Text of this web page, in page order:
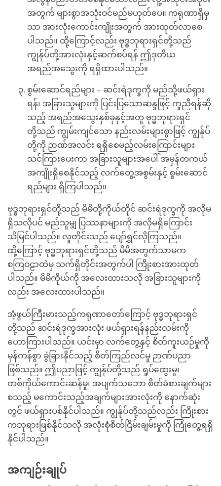
အတွက် များစွာအသုံးဝင်မည်မဟုတ်ပေ။ ကရုဏာရှိမှ
သာ အားလုံးကောင်းကျိုးအတွက် အားထုတ်လာစေ
ပါသည်။ ထို့ကြောင့်လည်း ဗုဒ္ဓဘုရားရှင်တို့သည်
ကျွန်ုပ်တို့အားလုံးနှင့်ဆက်စပ်ရန် ဤဒုတိယ
အရည်အသွေးကို ရရှိထားပါသည်။
စွမ်းဆောင်ရည်များ – ဆင်းရဲဒုက္ခကို မည်သို့ဖယ်ရှား
ရန်၊ အခြားသူများကို ပြင်းပြသောဆန္ဒဖြင့် ကူညီရန်ဆို
သည့် အရည်အသွေးနှစ်ခုနှင့်အတူ ဗုဒ္ဓဘုရားရှင်
တို့သည် ကျွမ်းကျင်သော နည်းလမ်းများစွာဖြင့် ကျွန်ုပ်
တို့ကို ဉာဏ်အလင်း ရရှိစေမည့်လမ်းကြောင်းများ
သင်ကြားပေးကာ အခြားသူများအပေါ် အမှန်တကယ်
အကျိုးရှိစေနိုင်သည့် လက်တွေ့အစွမ်းနှင့် စွမ်းဆောင်
ရည်များ ရှိကြပါသည်။
ဗုဒ္ဓဘုရားရှင်တို့သည် မိမိတို့ကိုယ်တိုင် ဆင်းရဲဒုက္ခကို အလိုမ
ရှိသလိုပင် မည်သူမျှ ပြဿနာများကို အလိုမရှိကြောင်း
သိမြင်ပါသည်။ လူတိုင်းသည် ပျော်ရွှင်လိုကြသည်။
ထို့ကြောင့် ဗုဒ္ဓဘုရားရှင်တို့သည် မိမိအတွက်သာမက
စကြဝဠာထဲမှ သက်ရှိတိုင်းအတွက်ပါ ကြိုးစားအားထုတ်
ပါသည်။ မိမိကိုယ်ကို အလေးထားသလို အခြားသူများကို
လည်း အလေးထားပါသည်။
အံ့ဖွယ်ကြီးမားသည့်ကရုဏာတော်ကြောင့် ဗုဒ္ဓဘုရားရှင်
တို့သည် ဆင်းရဲဒုက္ခအားလုံး ဖယ်ရှားရန်နည်းလမ်းကို
ဟောကြားပါသည်။ ယင်းမှာ လက်တွေ့နှင့် စိတ်ကူးယဉ်မှုကို
မှန်ကန်စွာ ခွဲခြားနိုင်သည့် စိတ်ကြည်လင်မှု ဉာဏ်ပညာ
ဖြစ်သည်။ ဤပညာဖြင့် ကျွန်ုပ်တို့သည် ရှုပ်ထွေးမှု၊
တစ်ကိုယ်ကောင်းဆန်မှု၊ အပျက်သဘော စိတ်ခံစားချက်များ
စသည့် မကောင်းသည့်အချက်များအားလုံးကို နောက်ဆုံး
တွင် ဖယ်ရှားပစ်နိုင်ပါသည်။ ကျွန်ုပ်တို့သည်လည်း ကြိုးစား
ကဘုရားဖြစ်နိုင်သလို အလုံးစုံစိတ်ငြိမ်းချမ်းမှုကို ကြုံတွေ့ရရှိ
နိုင်ပါသည်။
အကျဉ်းချုပ်